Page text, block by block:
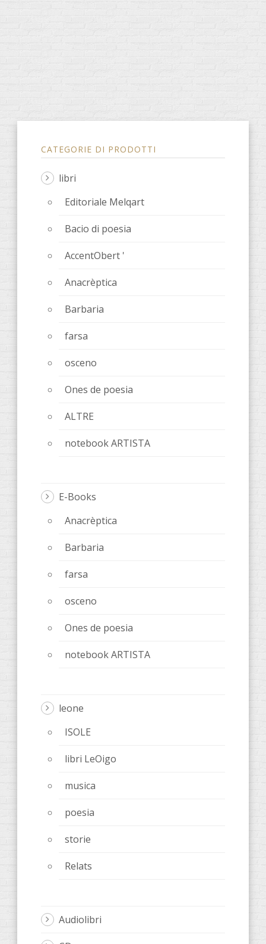
CATEGORIE DI PRODOTTI
libri
Editoriale Melqart
Bacio di poesia
AccentObert '
Anacrèptica
Barbaria
farsa
osceno
Ones de poesia
ALTRE
notebook ARTISTA
E-Books
Anacrèptica
Barbaria
farsa
osceno
Ones de poesia
notebook ARTISTA
leone
ISOLE
libri LeOigo
musica
poesia
storie
Relats
Audiolibri